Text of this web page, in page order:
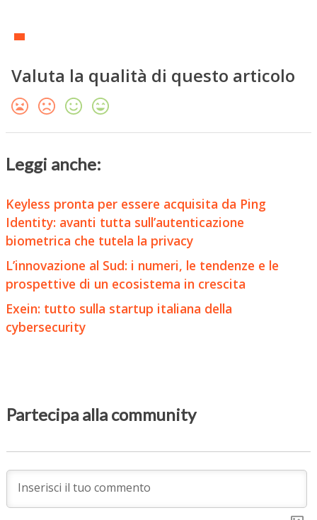
Valuta la qualità di questo articolo
Leggi anche:
Keyless pronta per essere acquisita da Ping
Identity: avanti tutta sull’autenticazione
biometrica che tutela la privacy
L’innovazione al Sud: i numeri, le tendenze e le
prospettive di un ecosistema in crescita
Exein: tutto sulla startup italiana della
cybersecurity
Partecipa alla community